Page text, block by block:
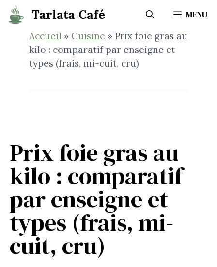
Aller
au
contenu
Tarlata Café
MENU
Accueil » Cuisine » Prix foie gras au
kilo : comparatif par enseigne et
types (frais, mi-cuit, cru)
Prix foie gras au
kilo : comparatif
par enseigne et
types (frais, mi-
cuit, cru)